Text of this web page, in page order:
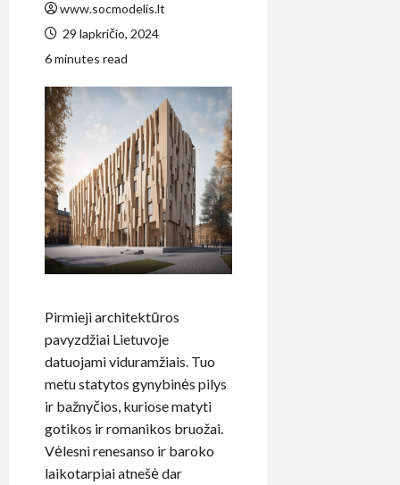
www.socmodelis.lt
29 lapkričio, 2024
6 minutes read
Pirmieji architektūros
pavyzdžiai Lietuvoje
datuojami viduramžiais. Tuo
metu statytos gynybinės pilys
ir bažnyčios, kuriose matyti
gotikos ir romanikos bruožai.
Vėlesni renesanso ir baroko
laikotarpiai atnešė dar